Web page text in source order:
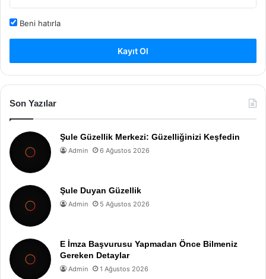
Beni hatırla
Kayıt Ol
Son Yazılar
Şule Güzellik Merkezi: Güzelliğinizi Keşfedin
Admin 6 Ağustos 2026
Şule Duyan Güzellik
Admin 5 Ağustos 2026
E İmza Başvurusu Yapmadan Önce Bilmeniz
Gereken Detaylar
Admin 1 Ağustos 2026